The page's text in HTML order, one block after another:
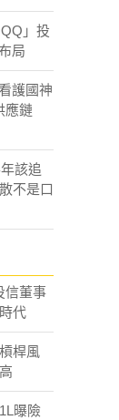
」投
局
護國神
應鏈
該追
不是口
信董事
代
桿風
曝險